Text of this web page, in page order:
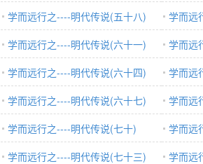
学而远行之----明代传说(五十八)
学而远
学而远行之----明代传说(六十一)
学而远
学而远行之----明代传说(六十四)
学而远
学而远行之----明代传说(六十七)
学而远
学而远行之----明代传说(七十)
学而远
学而远行之----明代传说(七十三)
学而远